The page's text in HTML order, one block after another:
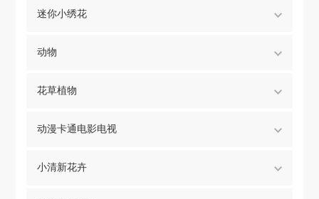
迷你小绣花
动物
花草植物
动漫卡通电影电视
小清新花卉